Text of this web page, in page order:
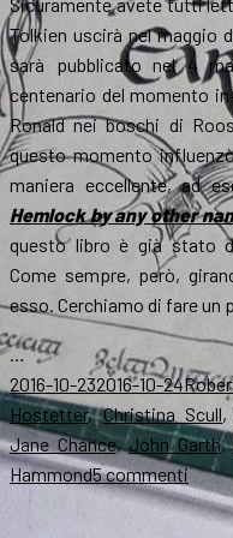
Tolkien uscirà nel maggio
sarà pubblicato nel 4
centenario del momento
Ronald nei boschi di
questo momento
maniera eccellente, ad
Hemlock by any other
questo libro è già stato
Come sempre, però,
esso. Cerchiamo di fare un
…
Scritto
il
2016-10-232016-10-24
Hostetter,Christina Scull
Jane Chance,John Garth,
Hammond5 commentisu
Il
4/5/